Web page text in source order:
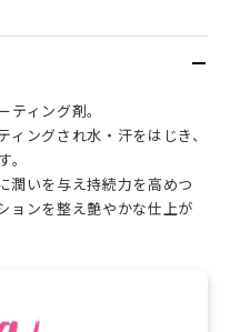
ィング剤。
ングされ水・汗をはじき、
潤いを与え持続力を高めつ
ョンを整え艶やかな仕上が